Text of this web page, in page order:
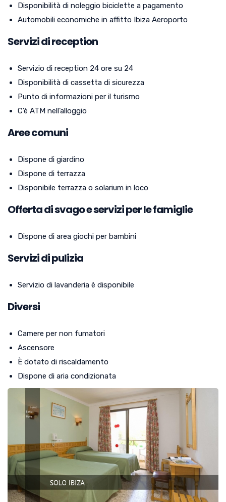
Disponibilità di noleggio biciclette a pagamento
Automobili economiche in affitto Ibiza Aeroporto
Servizi di reception
Servizio di reception 24 ore su 24
Disponibilità di cassetta di sicurezza
Punto di informazioni per il turismo
C’è ATM nell’alloggio
Aree comuni
Dispone di giardino
Dispone di terrazza
Disponibile terrazza o solarium in loco
Offerta di svago e servizi per le famiglie
Dispone di area giochi per bambini
Servizi di pulizia
Servizio di lavanderia è disponibile
Diversi
Camere per non fumatori
Ascensore
È dotato di riscaldamento
Dispone di aria condizionata